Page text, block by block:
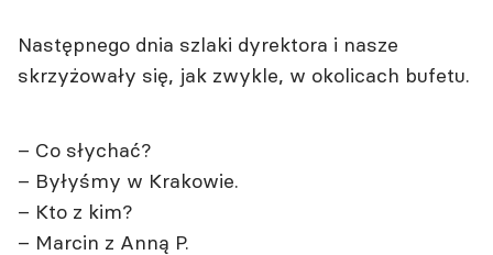
Następnego dnia szlaki dyrektora i nasze
skrzyżowały się, jak zwykle, w okolicach bufetu.
– Co słychać?
– Byłyśmy w Krakowie.
– Kto z kim?
– Marcin z Anną P.